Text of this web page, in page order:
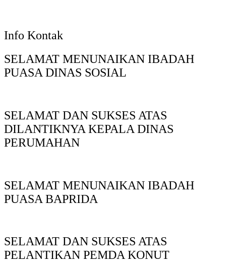
Info Kontak
SELAMAT MENUNAIKAN IBADAH
PUASA DINAS SOSIAL
SELAMAT DAN SUKSES ATAS
DILANTIKNYA KEPALA DINAS
PERUMAHAN
SELAMAT MENUNAIKAN IBADAH
PUASA BAPRIDA
SELAMAT DAN SUKSES ATAS
PELANTIKAN PEMDA KONUT